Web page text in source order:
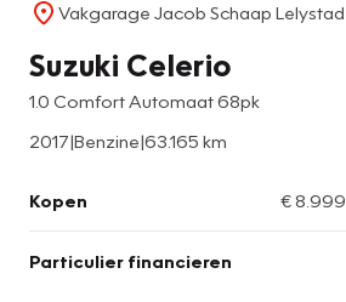
Vakgarage Jacob Schaap Lelystad
Suzuki Celerio
1.0 Comfort Automaat 68pk
2017|Benzine|63.165 km
Kopen € 8.999
Particulier financieren